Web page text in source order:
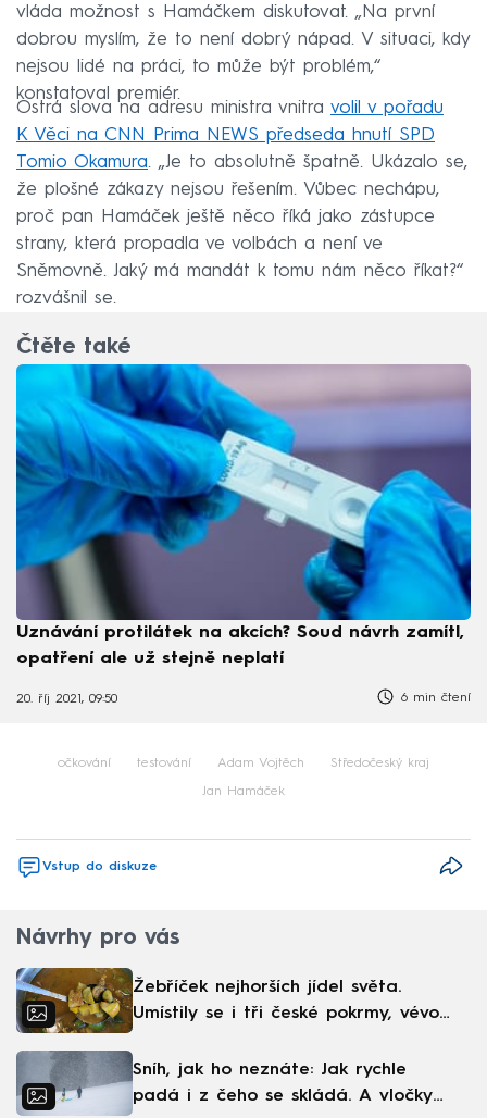
vláda možnost s Hamáčkem diskutovat. „Na první
dobrou myslím, že to není dobrý nápad. V situaci, kdy
nejsou lidé na práci, to může být problém,“
konstatoval premiér.
Ostrá slova na adresu ministra vnitra volil v pořadu
K Věci na CNN Prima NEWS předseda hnutí SPD
Tomio Okamura. „Je to absolutně špatně. Ukázalo se,
že plošné zákazy nejsou řešením. Vůbec nechápu,
proč pan Hamáček ještě něco říká jako zástupce
strany, která propadla ve volbách a není ve
Sněmovně. Jaký má mandát k tomu nám něco říkat?“
rozvášnil se.
Čtěte také
Uznávání protilátek na akcích? Soud návrh zamítl,
opatření ale už stejně neplatí
20. říj 2021, 09:50 6 min čtení
očkování testování Adam Vojtěch Středočeský kraj
Jan Hamáček
Vstup do diskuze
Návrhy pro vás
Žebříček nejhorších jídel světa.
Umístily se i tři české pokrmy, vévodí
Sníh, jak ho neznáte: Jak rychle
padá i z čeho se skládá. A vločky